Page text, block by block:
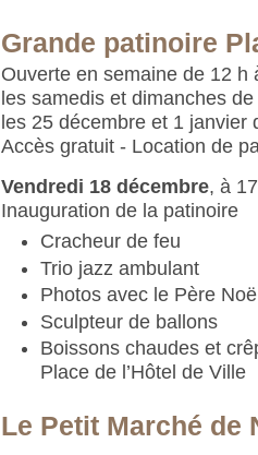
Grande patinoire
Ouverte en semaine de 12 h
les samedis et dimanches
les 25 décembre et 1 janvier
Accès gratuit - Location de
Vendredi 18 décembre, à
Inauguration de la patinoire
Cracheur de feu
Trio jazz ambulant
Photos avec le Père
Sculpteur de ballons
Boissons chaudes et
Place de l’Hôtel de Ville
Le Petit Marché de